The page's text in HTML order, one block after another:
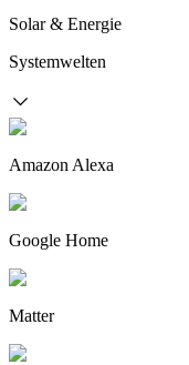
Solar & Energie
Systemwelten
Amazon Alexa
Google Home
Matter